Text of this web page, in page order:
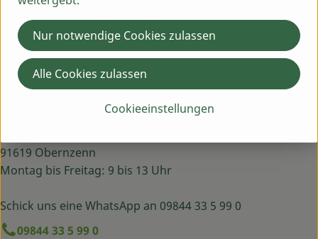
Du hast eine Frage? Wir helfen dir gern:
91619 Obernzenn
Montag bis Freitag: 9 bis 13 Uhr
Schick uns eine WhatsApp an 09844 33 5 99 0
09844 33 5 99 0
Cookieeinstellungen
Nur notwendige Cookies zulassen
Alle Cookies zulassen